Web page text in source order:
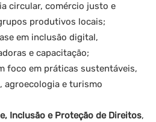
circular, comércio justo e
produtivos locais;
em inclusão digital,
e capacitação;
foco em práticas sustentáveis,
agroecologia e turismo
Inclusão e Proteção de Direitos,